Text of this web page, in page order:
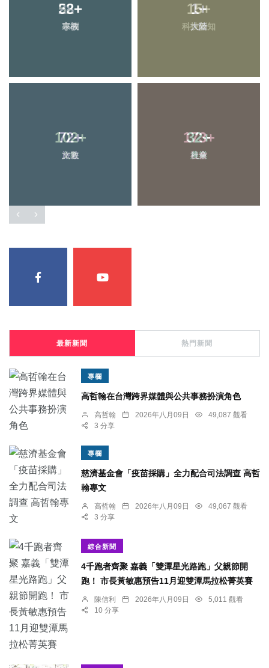
52+
專欄
1+
大陸
72+
旅遊
32+
農業
28+
宗教
15+
科技新知
102+
文教
173+
社會
最新新聞 熱門新聞
專欄
高哲翰在台灣跨界媒體與公共事務扮演角色
高哲翰 2026年八月09日
49,087 觀看
3 分享
專欄
慈濟基金會「疫苗採購」全力配合司法調查 高哲
翰專文
高哲翰 2026年八月09日
49,067 觀看
3 分享
綜合新聞
4千跑者齊聚 嘉義「雙潭星光路跑」父親節開
跑！ 市長黃敏惠預告11月迎雙潭馬拉松菁英賽
陳信利 2026年八月09日
5,011 觀看
10 分享